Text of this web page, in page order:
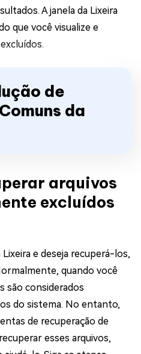
A janela da Lixeira
que você visualize e
de
da
arquivos
excluídos
e deseja recuperá-los,
quando você
são considerados
do sistema. No entanto,
de recuperação de
esses arquivos,